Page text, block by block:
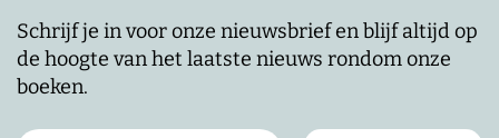
Schrijf je in voor onze nieuwsbrief en blijf altijd op
de hoogte van het laatste nieuws rondom onze
boeken.